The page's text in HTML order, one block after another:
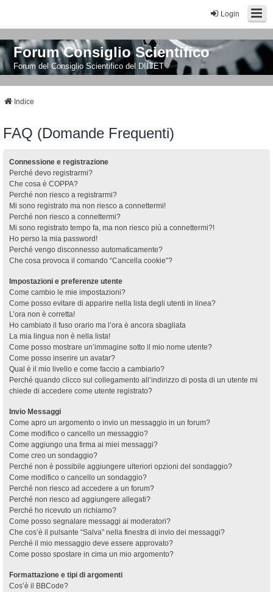
Login
Forum Consiglio Scientifico
Forum del Consiglio Scientifico del DIITET
Indice
FAQ (Domande Frequenti)
Connessione e registrazione
Perché devo registrarmi?
Che cosa è COPPA?
Perché non riesco a registrarmi?
Mi sono registrato ma non riesco a connettermi!
Perché non riesco a connettermi?
Mi sono registrato tempo fa, ma non riesco più a connettermi?!
Ho perso la mia password!
Perché vengo disconnesso automaticamente?
Che cosa provoca il comando “Cancella cookie”?
Impostazioni e preferenze utente
Come cambio le mie impostazioni?
Come posso evitare di apparire nella lista degli utenti in linea?
L’ora non è corretta!
Ho cambiato il fuso orario ma l’ora è ancora sbagliata
La mia lingua non è nella lista!
Come posso mostrare un’immagine sotto il mio nome utente?
Come posso inserire un avatar?
Qual è il mio livello e come faccio a cambiarlo?
Perché quando clicco sul collegamento all’indirizzo di posta di un utente mi
chiede di accedere come utente registrato?
Invio Messaggi
Come apro un argomento o invio un messaggio in un forum?
Come modifico o cancello un messaggio?
Come aggiungo una firma ai miei messaggi?
Come creo un sondaggio?
Perché non è possibile aggiungere ulteriori opzioni del sondaggio?
Come modifico o cancello un sondaggio?
Perché non riesco ad accedere a un forum?
Perché non riesco ad aggiungere allegati?
Perché ho ricevuto un richiamo?
Come posso segnalare messaggi ai moderatori?
Che cos’è il pulsante “Salva” nella finestra di invio dei messaggi?
Perché il mio messaggio deve essere approvato?
Come posso spostare in cima un mio argomento?
Formattazione e tipi di argomenti
Cos’è il BBCode?